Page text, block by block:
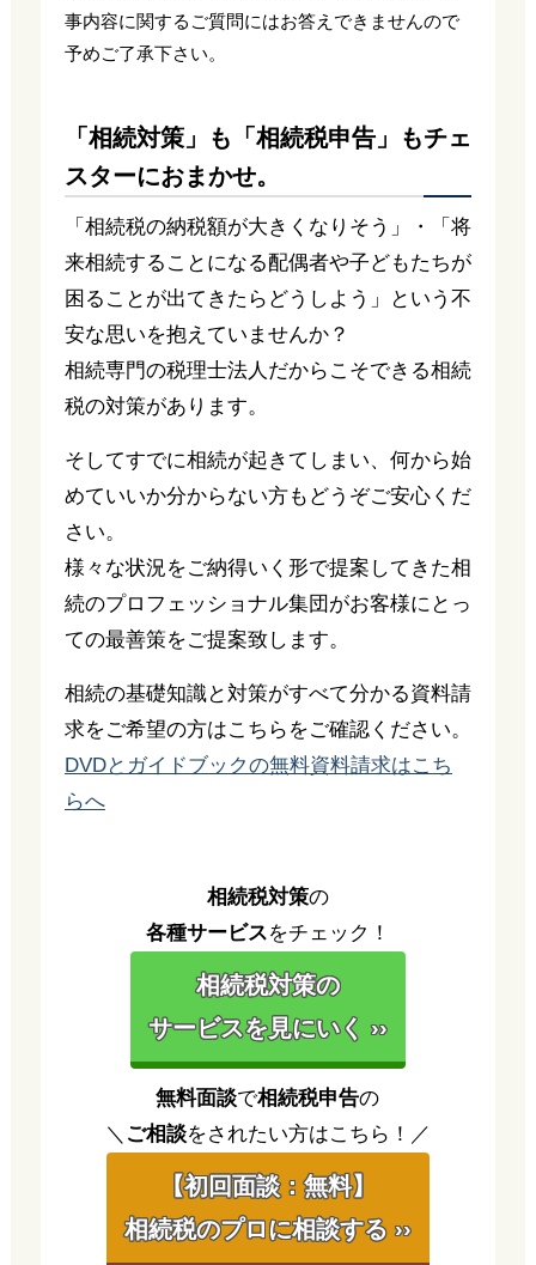
事内容に関するご質問にはお答えできませんので
予めご了承下さい。
「相続対策」も「相続税申告」もチェ
スターにおまかせ。
「相続税の納税額が大きくなりそう」・「将
来相続することになる配偶者や子どもたちが
困ることが出てきたらどうしよう」という不
安な思いを抱えていませんか？
相続専門の税理士法人だからこそできる相続
税の対策があります。
そしてすでに相続が起きてしまい、何から始
めていいか分からない方もどうぞご安心くだ
さい。
様々な状況をご納得いく形で提案してきた相
続のプロフェッショナル集団がお客様にとっ
ての最善策をご提案致します。
相続の基礎知識と対策がすべて分かる資料請
求をご希望の方はこちらをご確認ください。
DVDとガイドブックの無料資料請求はこち
らへ
相続税対策の
各種サービスをチェック！
相続税対策の
サービスを見にいく ››
無料面談で相続税申告の
＼ ご相談をされたい方はこちら！／
【初回面談：無料】
相続税のプロに相談する ››